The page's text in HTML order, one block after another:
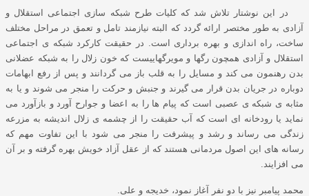
در این نوشتار تلاش شد که کلیات طرح شبکه سازی اجتماعی استقلال و
آزادی به طور مختصر ارائه گردد که البته نیازمند تامل و تعمق در مراحل مختلف
ساخت، راه اندازی و بهره برداری است. در حقیقت کارکرد شبکه ی اجتماعی
استقلال و آزادی همچون رگها و مویرگهاییست که خون زلال را به شبکه عضلانی
بدن رهنمون می کند و مسایل را به قلب باز می گردانند و پس از رفع ابهامات
دوباره در جریان بدن قرار می گیرند و جنبش و حرکت را منجر می شوند و یا به
مثابه ی شبکه ی عصبی است که پیام ها را به اعضا و جوارح آورد و بازآورد می
نماید یا رودخانه ای است که آب حقیقت را از چشمه ی زلال اندیشه به مزرعه
زندگی می رساند و رشد و پیشرفت را منجر می شود با این تفاوت مهم که
رسانه های این اصول مردمانی هستند که از عقل آزاد خویش بهره گرفته و بر آن
می افزایند.
محمد پیامبر نیز با دو نفر آغاز نمود، خدیجه و علی.